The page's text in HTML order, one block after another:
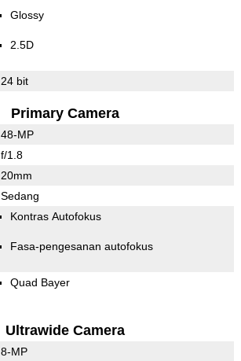
Glossy
2.5D
24 bit
Primary Camera
48-MP
f/1.8
20mm
Sedang
Kontras Autofokus
Fasa-pengesanan autofokus
Quad Bayer
Ultrawide Camera
8-MP